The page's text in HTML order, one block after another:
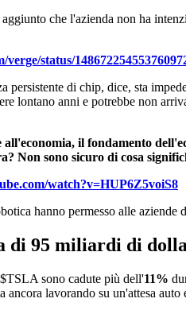
che l'azienda non ha
status/
persistente di chip, dice, sta
lontano anni e potrebbe non
all'economia, il fondamento
Non sono sicuro di cosa
watch?v=HUP6Z5voiS8
hanno permesso alle
di 95 miliardi di
$TSLA sono cadute più dell'11%
ancora lavorando su un'attesa